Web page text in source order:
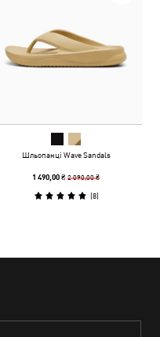
Шльопанці Wave Sandals
1 490,00 ₴2 090,00 ₴
(8)